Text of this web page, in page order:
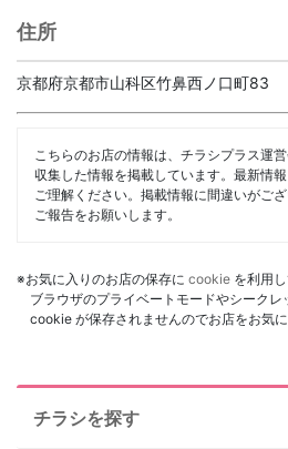
住所
京都府京都市山科区竹鼻西ノ口町83
こちらのお店の情報は、チラシプラス運
収集した情報を掲載しています。最新情
ご理解ください。掲載情報に間違いがご
ご報告をお願いします。
※お気に入りのお店の保存に cookie を利用し
ブラウザのプライベートモードやシーク
cookie が保存されませんのでお店をお気に
チラシを探す